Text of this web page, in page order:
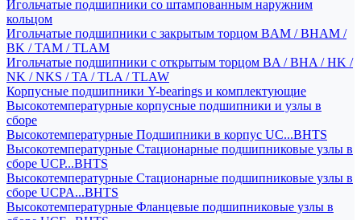
Игольчатые подшипники со штампованным наружним
кольцом
Игольчатые подшипники с закрытым торцом BAM / BHAM /
BK / TAM / TLAM
Игольчатые подшипники с открытым торцом BA / BHA / HK /
NK / NKS / TA / TLA / TLAW
Корпусные подшипники Y-bearings и комплектующие
Высокотемпературные корпусные подшипники и узлы в
сборе
Высокотемпературные Подшипники в корпус UC...BHTS
Высокотемпературные Стационарные подшипниковые узлы в
сборе UCP...BHTS
Высокотемпературные Стационарные подшипниковые узлы в
сборе UCPA...BHTS
Высокотемпературные Фланцевые подшипниковые узлы в